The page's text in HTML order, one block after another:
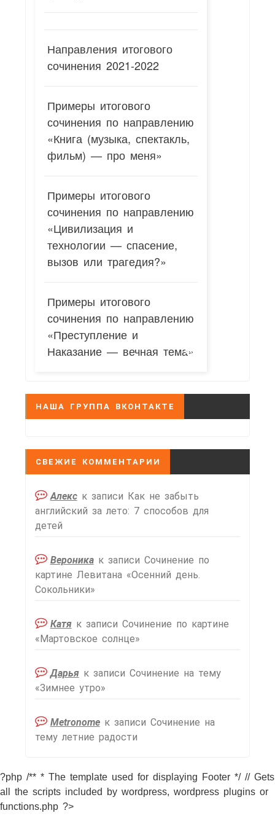
Направления итогового
сочинения 2021-2022
Примеры итогового
сочинения по направлению
«Книга (музыка, спектакль,
фильм) — про меня»
Примеры итогового
сочинения по направлению
«Цивилизация и
технологии — спасение,
вызов или трагедия?»
Примеры итогового
сочинения по направлению
«Преступление и
Наказание — вечная тема»
НАША ГРУППА ВКОНТАКТЕ
СВЕЖИЕ КОММЕНТАРИИ
Алекск записи Как не забыть
английский за лето: 7 способов для
детей
Вероникак записи Сочинение по
картине Левитана «Осенний день.
Сокольники»
Катяк записи Сочинение по картине
«Мартовское солнце»
Дарьяк записи Сочинение на тему
«Зимнее утро»
Metronomeк записи Сочинение на
тему летние радости
?php /** * The template used for displaying Footer */ // Gets
all the scripts included by wordpress, wordpress plugins or
functions.php ?>